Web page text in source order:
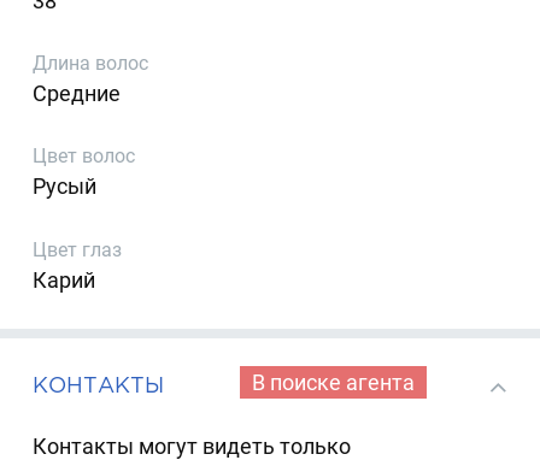
Длина волос
Средние
Цвет волос
Русый
Цвет глаз
Карий
КОНТАКТЫ В поиске агента
Контакты могут видеть только